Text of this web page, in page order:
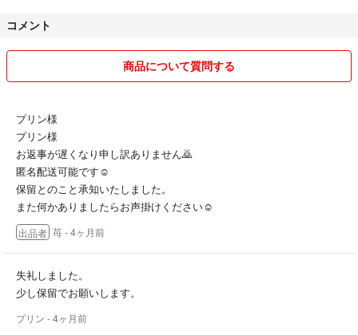
基本、送料分を差し引いた価格設定としておりますが
交渉はお受けいたします
☺︎おまとめ買いも大歓迎です！
おまとめ買いの際はお申し付けください。
多少お値引き致します♡
☺︎キズ・汚れ等は気おつけておりますが
自力での管理となっておりますので、
中古であることを理解していただける方のみとの
お取引とさせて頂きます
(神経質な方はご遠慮ください)
☺︎穏やかなお取引します🌷
お読みくださりありがとうございました🍓
コメント
商品について質問する
プリン様
プリン様
お返事が遅くなり申し訳ありません🙇
匿名配送可能です☺️
保留とのこと承知いたしました。
また何かありましたらお声掛けください☺️
出品者 苺- 4ヶ月前
失礼しました。
少し保留でお願いします。
プリン - 4ヶ月前